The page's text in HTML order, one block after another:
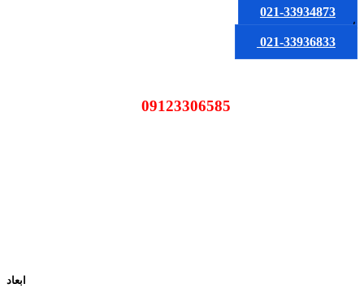
021-33934873
یا
021-33936833
ابعاد